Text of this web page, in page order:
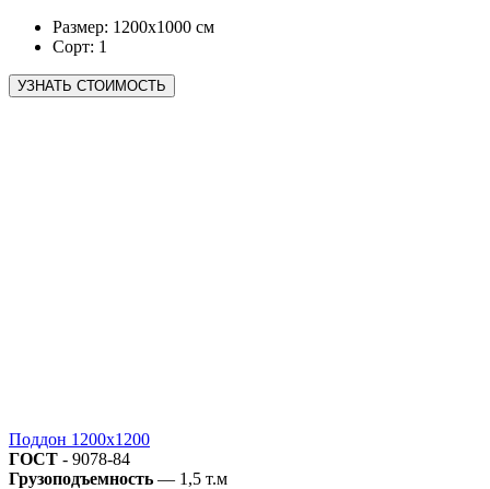
Размер: 1200х1000 см
Сорт: 1
Поддон 1200х1200
ГОСТ - 9078-84
Грузоподъемность — 1,5 т.м